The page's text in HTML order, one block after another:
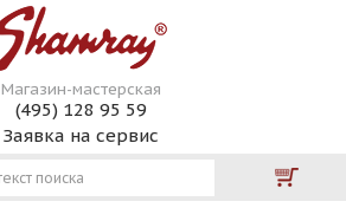
Магазин-мастерская
(495) 128 95 59
Заявка на сервис